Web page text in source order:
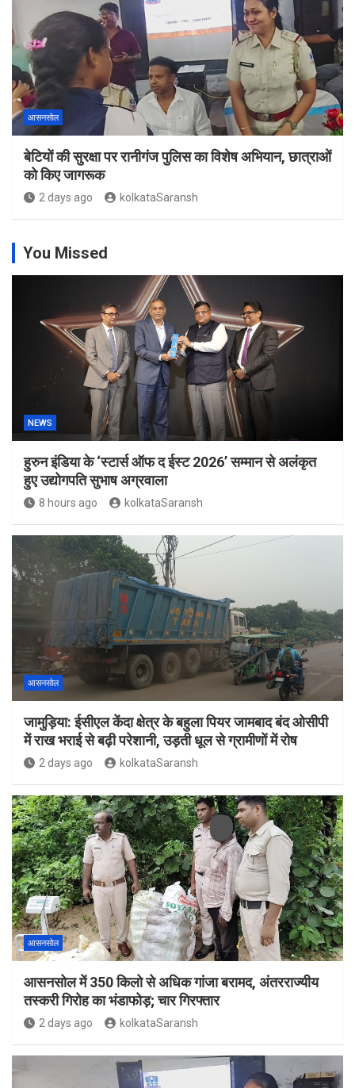
आसनसोल
बेटियों की सुरक्षा पर रानीगंज पुलिस का विशेष अभियान, छात्राओं
को किए जागरूक
2 days ago kolkataSaransh
You Missed
NEWS
हुरुन इंडिया के ‘स्टार्स ऑफ द ईस्ट 2026’ सम्मान से अलंकृत
हुए उद्योगपति सुभाष अग्रवाला
8 hours ago kolkataSaransh
आसनसोल
जामुड़िया: ईसीएल केंदा क्षेत्र के बहुला पियर जामबाद बंद ओसीपी
में राख भराई से बढ़ी परेशानी, उड़ती धूल से ग्रामीणों में रोष
2 days ago kolkataSaransh
आसनसोल
आसनसोल में 350 किलो से अधिक गांजा बरामद, अंतरराज्यीय
तस्करी गिरोह का भंडाफोड़; चार गिरफ्तार
2 days ago kolkataSaransh